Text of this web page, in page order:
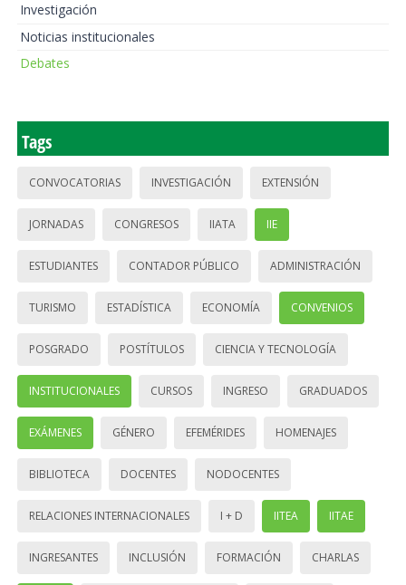
Investigación
Noticias institucionales
Debates
Tags
CONVOCATORIAS INVESTIGACIÓN EXTENSIÓN
JORNADAS CONGRESOS IIATA IIE
ESTUDIANTES CONTADOR PÚBLICO ADMINISTRACIÓN
TURISMO ESTADÍSTICA ECONOMÍA CONVENIOS
POSGRADO POSTÍTULOS CIENCIA Y TECNOLOGÍA
INSTITUCIONALES CURSOS INGRESO GRADUADOS
EXÁMENES GÉNERO EFEMÉRIDES HOMENAJES
BIBLIOTECA DOCENTES NODOCENTES
RELACIONES INTERNACIONALES I + D IITEA IITAE
INGRESANTES INCLUSIÓN FORMACIÓN CHARLAS